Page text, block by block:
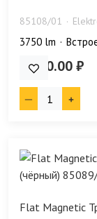
85108/01
3750 lm
2 990.00 ₽
Flat Magnetic